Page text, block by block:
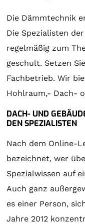
Die Dämmtechnik
Die Spezialisten
regelmäßig zum
geschult. Setzen
Fachbetrieb. Wir
Hohlraum,- Dach-
DACH- UND
DEN SPEZIALISTEN
Nach dem Online-
bezeichnet, wer
Spezialwissen auf
Auch ganz
es einer Person,
Jahre 2012